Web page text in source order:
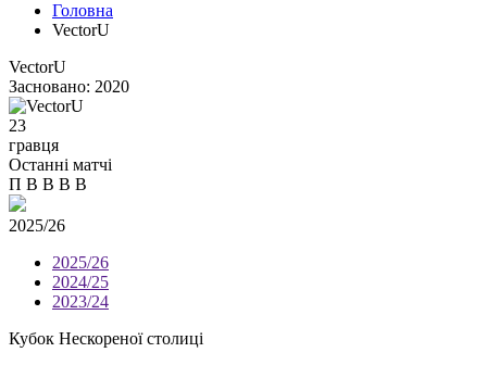
Головна
VectorU
VectorU
Засновано: 2020
23
гравця
Останні матчі
П В В В В
2025/26
2025/26
2024/25
2023/24
Кубок Нескореної столиці